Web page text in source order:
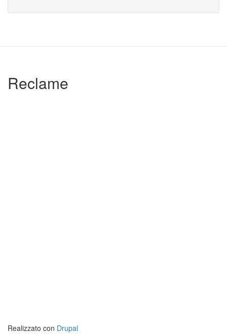
Reclame
Realizzato con Drupal